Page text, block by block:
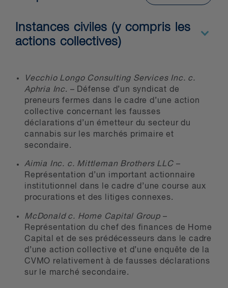
exécutants
Courtiers en épargne collective et
en contrats à terme
Fonds d’investissement
Fonds privés
Banques d’investissement
Autres participants aux marchés
Nous plaidons des causes
multijuridictionnelles devant tous les
tribunaux et toutes les autorités en
valeurs mobilières du Canada. Nous
pouvons aussi vous défendre lorsque
les autorités de réglementation
exercent leur pouvoir de protection
de l’intérêt public pour trancher un
différend entre parties privées.
Instances civiles (y compris les
actions collectives)
Vecchio Longo Consulting Services Inc. c.
Aphria Inc. – Défense d’un syndicat de
preneurs fermes dans le cadre d’une action
collective concernant les fausses
déclarations d’un émetteur du secteur du
cannabis sur les marchés primaire et
secondaire.
Aimia Inc. c. Mittleman Brothers LLC–
Représentation d’un important actionnaire
institutionnel dans le cadre d’une course aux
procurations et des litiges connexes.
McDonald c. Home Capital Group –
Représentation du chef des finances de Home
Capital et de ses prédécesseurs dans le cadre
d’une action collective et d’une enquête de la
CVMO relativement à de fausses déclarations
sur le marché secondaire.